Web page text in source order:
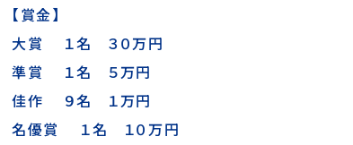
【賞金】
大賞 １名 ３０万円
準賞 １名 ５万円
佳作 ９名 １万円
名優賞 １名 １０万円